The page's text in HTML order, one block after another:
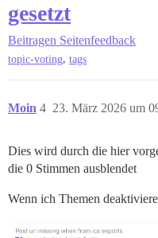
gesetzt
Beitragen Seitenfeedback
topic-voting, tags
Moin 23. März 2026 um
4
Dies wird durch die hier
die 0 Stimmen ausblendet
Wenn ich Themen